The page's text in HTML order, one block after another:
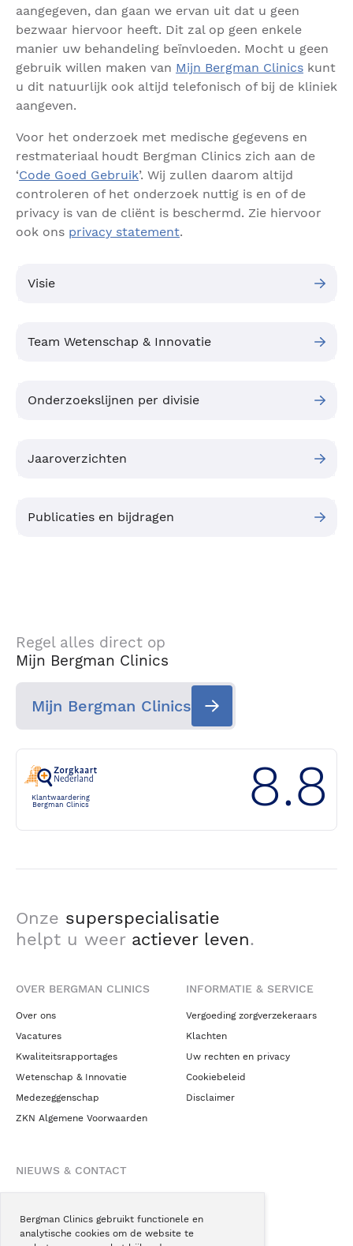
Bergman Clinics gebruikt functionele en
analytische cookies om de website te
aangegeven, dan gaan we ervan uit dat u geen
bezwaar hiervoor heeft. Dit zal op geen enkele
manier uw behandeling beïnvloeden. Mocht u geen
gebruik willen maken van Mijn Bergman Clinics kunt
u dit natuurlijk ook altijd telefonisch of bij de kliniek
aangeven.
Voor het onderzoek met medische gegevens en
restmateriaal houdt Bergman Clinics zich aan de
‘Code Goed Gebruik’. Wij zullen daarom altijd
controleren of het onderzoek nuttig is en of de
privacy is van de cliënt is beschermd. Zie hiervoor
ook ons privacy statement.
Visie
Team Wetenschap & Innovatie
Onderzoekslijnen per divisie
Jaaroverzichten
Publicaties en bijdragen
Regel alles direct op
Mijn Bergman Clinics
Mijn Bergman Clinics
Klantwaardering
Bergman Clinics
8.8
Onze superspecialisatie
helpt u weer actiever leven.
OVER BERGMAN CLINICS
Over ons
Vacatures
Kwaliteitsrapportages
Wetenschap & Innovatie
Medezeggenschap
ZKN Algemene Voorwaarden
INFORMATIE & SERVICE
Vergoeding zorgverzekeraars
Klachten
Uw rechten en privacy
Cookiebeleid
Disclaimer
NIEUWS & CONTACT
Blogs
Podcast